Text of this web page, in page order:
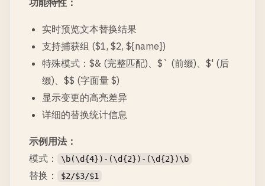
功能特性：
实时预览文本替换结果
支持捕获组 ($1, $2, ${name})
特殊模式：$& (完整匹配)、$` (前缀)、$' (后
缀)、$$ (字面量 $)
显示变更的高亮差异
详细的替换统计信息
示例用法：
模式：
\b(\d{4})-(\d{2})-(\d{2})\b
替换： $2/$3/$1